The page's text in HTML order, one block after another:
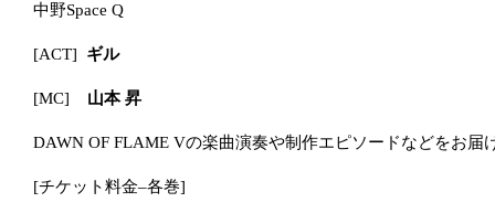
中野Space Q
[ACT] ギル
[MC] 山本 昇
DAWN OF FLAME Vの楽曲演奏や制作エピソードなどをお届
[チケット料金–各巻]